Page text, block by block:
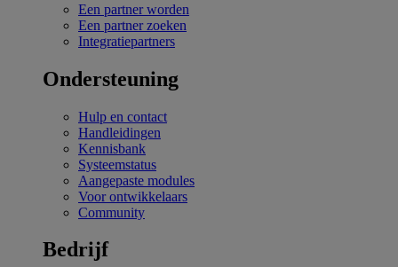
Een partner worden
Een partner zoeken
Integratiepartners
Ondersteuning
Hulp en contact
Handleidingen
Kennisbank
Systeemstatus
Aangepaste modules
Voor ontwikkelaars
Community
Bedrijf